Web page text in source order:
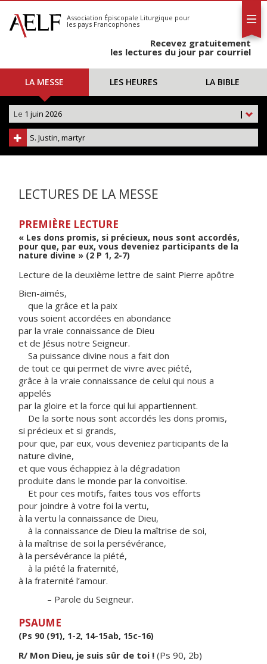
S'abonner
Calendrier
Association Épiscopale Liturgique pour
les pays Francophones
Recevez gratuitement
les lectures du jour par courriel
LA MESSE LES HEURES LA BIBLE
|
Le 1 juin 2026
S. Justin, martyr
LECTURES DE LA MESSE
PREMIÈRE LECTURE
« Les dons promis, si précieux, nous sont accordés,
pour que, par eux, vous deveniez participants de la
nature divine » (2 P 1, 2-7)
Lecture de la deuxième lettre de saint Pierre apôtre
Bien-aimés,
que la grâce et la paix
vous soient accordées en abondance
par la vraie connaissance de Dieu
et de Jésus notre Seigneur.
Sa puissance divine nous a fait don
de tout ce qui permet de vivre avec piété,
grâce à la vraie connaissance de celui qui nous a
appelés
par la gloire et la force qui lui appartiennent.
De la sorte nous sont accordés les dons promis,
si précieux et si grands,
pour que, par eux, vous deveniez participants de la
nature divine,
et que vous échappiez à la dégradation
produite dans le monde par la convoitise.
Et pour ces motifs, faites tous vos efforts
pour joindre à votre foi la vertu,
à la vertu la connaissance de Dieu,
à la connaissance de Dieu la maîtrise de soi,
à la maîtrise de soi la persévérance,
à la persévérance la piété,
à la piété la fraternité,
à la fraternité l’amour.
– Parole du Seigneur.
PSAUME
(Ps 90 (91), 1-2, 14-15ab, 15c-16)
R/ Mon Dieu, je suis sûr de toi ! (Ps 90, 2b)